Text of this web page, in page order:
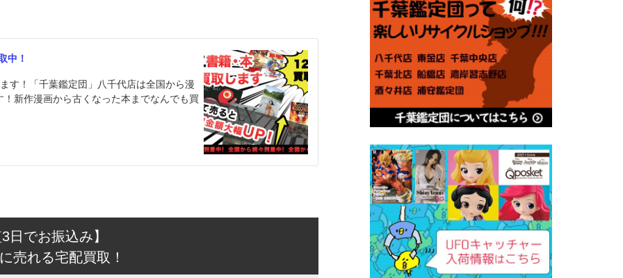
中！
す！「千葉鑑定団」八千代店は全国から漫
新作漫画から古くなった本までなんでも買
日でお振込み】
売れる宅配買取！